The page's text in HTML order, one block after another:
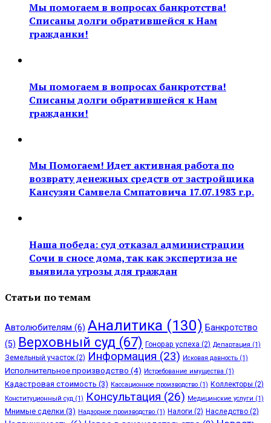
Мы помогаем в вопросах банкротства!
Списаны долги обратившейся к Нам
гражданки!
Мы помогаем в вопросах банкротства!
Списаны долги обратившейся к Нам
гражданки!
Мы Помогаем! Идет активная работа по
возврату денежных средств от застройщика
Кансузян Самвела Смпатовича 17.07.1983 г.р.
Наша победа: суд отказал администрации
Сочи в сносе дома, так как экспертиза не
выявила угрозы для граждан
Статьи по темам
Автолюбителям (6) Аналитика (130) Банкротство
(5) Верховный суд (67) Гонорар успеха (2) Департация (1)
Земельный участок (2) Информация (23) Исковая давность (1)
Исполнительное производство (4) Истребование имущества (1)
Кадастровая стоимость (3) Кассационное производство (1) Коллекторы (2)
Конституционный суд (1) Консультация (26) Медицинские услуги (1)
Мнимые сделки (3) Надзорное производство (1) Налоги (2) Наследство (2)